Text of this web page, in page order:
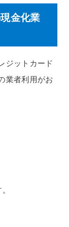
金化業
ジットカード
業者利用がお